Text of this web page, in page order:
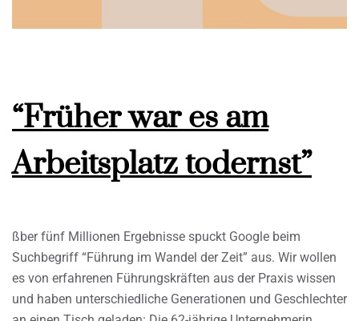
“Früher war es am
Arbeitsplatz todernst”
ßber fünf Millionen Ergebnisse spuckt Google beim
Suchbegriff “Führung im Wandel der Zeit” aus. Wir wollen
es von erfahrenen Führungskräften aus der Praxis wissen
und haben unterschiedliche Generationen und Geschlechter